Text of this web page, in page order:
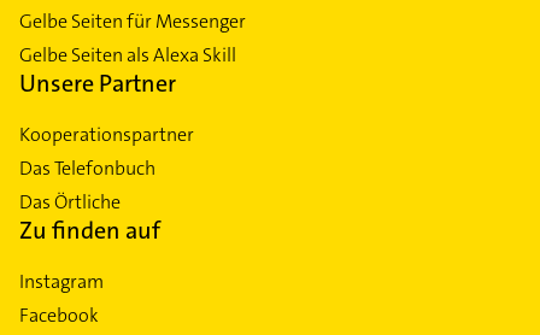
Gelbe Seiten für Messenger
Gelbe Seiten als Alexa Skill
Unsere Partner
Kooperationspartner
Das Telefonbuch
Das Örtliche
Zu finden auf
Instagram
Facebook